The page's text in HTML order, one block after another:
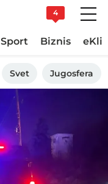
4
Sport Biznis
Svet Jugosfera